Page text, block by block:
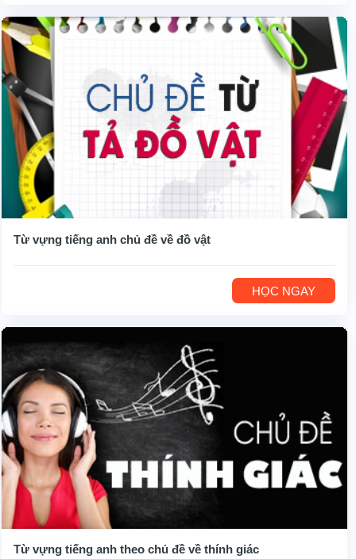
Từ vựng tiếng anh chủ đề về đồ vật
HỌC NGAY
Từ vựng tiếng anh theo chủ đề về thính giác